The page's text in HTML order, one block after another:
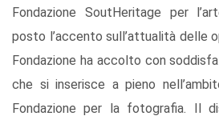
Fondazione SoutHeritage per
posto l’accento sull’attualità delle
Fondazione ha accolto con
che si inserisce a pieno
Fondazione per la fotografia. Il